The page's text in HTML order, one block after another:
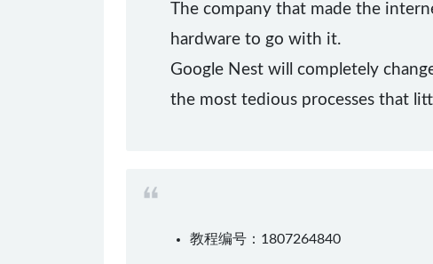
The company that made the
hardware to go with it.
Google Nest will completely
the most tedious processes that
教程编号：1807264840